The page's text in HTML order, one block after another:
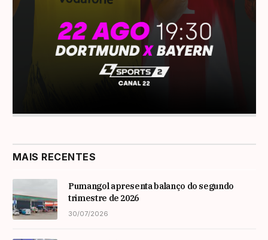
MAIS RECENTES
Pumangol apresenta balanço do segundo
trimestre de 2026
30/07/2026